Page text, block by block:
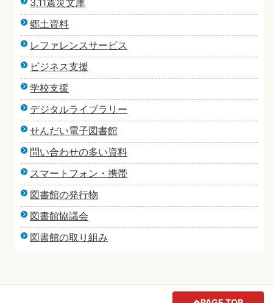
3.11震災文庫
郷土資料
レファレンスサービス
ビジネス支援
学校支援
デジタルライブラリー
せんだい電子図書館
問い合わせの多い資料
スマートフォン・携帯
図書館の発行物
図書館協議会
図書館の取り組み